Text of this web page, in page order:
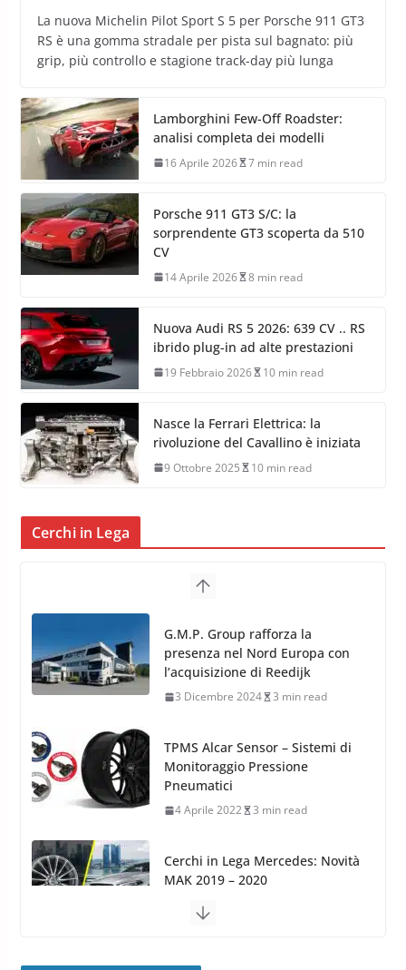
La nuova Michelin Pilot Sport S 5 per Porsche 911 GT3
RS è una gomma stradale per pista sul bagnato: più
grip, più controllo e stagione track-day più lunga
Lamborghini Few-Off Roadster:
analisi completa dei modelli
16 Aprile 2026 7 min read
Porsche 911 GT3 S/C: la
sorprendente GT3 scoperta da 510
CV
14 Aprile 2026 8 min read
Nuova Audi RS 5 2026: 639 CV .. RS
ibrido plug-in ad alte prestazioni
19 Febbraio 2026 10 min read
Nasce la Ferrari Elettrica: la
rivoluzione del Cavallino è iniziata
9 Ottobre 2025 10 min read
Cerchi in Lega
G.M.P. Group rafforza la
presenza nel Nord Europa con
l’acquisizione di Reedijk
3 Dicembre 2024 3 min read
TPMS Alcar Sensor – Sistemi di
Monitoraggio Pressione
Pneumatici
4 Aprile 2022 3 min read
Cerchi in Lega Mercedes: Novità
MAK 2019 – 2020
16 Settembre 2019